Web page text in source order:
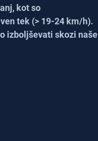
kot so
tek (> 19-24 km/h).
izboljševati skozi naše